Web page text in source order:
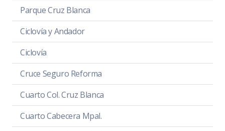
Parque Cruz Blanca
Ciclovía y Andador
Ciclovía
Cruce Seguro Reforma
Cuarto Col. Cruz Blanca
Cuarto Cabecera Mpal.